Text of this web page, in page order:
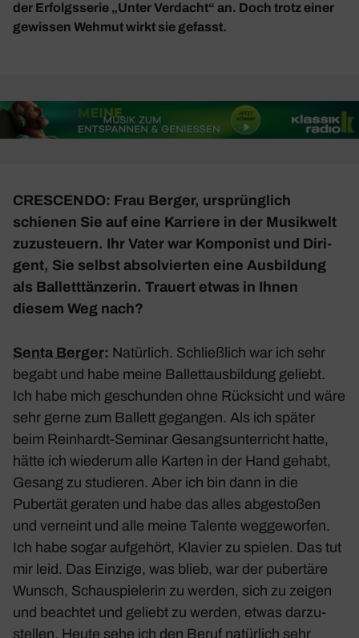
der Erfolgsserie „Unter Verdacht“ an. Doch trotz einer
gewissen Wehmut wirkt sie gefasst.
CRESCENDO: Frau Berger, ursprüng­lich
schienen Sie auf eine Karriere in der Musik­welt
zuzu­steuern. Ihr Vater war Kompo­nist und Diri­
gent, Sie selbst absol­vierten eine Ausbil­dung
als Ballett­tän­zerin. Trauert etwas in Ihnen
diesem Weg nach?
Senta Berger: Natür­lich. Schließ­lich war ich sehr
begabt und habe meine Ballett­aus­bil­dung geliebt.
Ich habe mich geschunden ohne Rück­sicht und wäre
sehr gerne zum Ballett gegangen. Als ich später
beim Rein­hardt-Seminar Gesangs­un­ter­richt hatte,
hätte ich wiederum alle Karten in der Hand gehabt,
Gesang zu studieren. Aber ich bin dann in die
Pubertät geraten und habe das alles abge­stoßen
und verneint und alle meine Talente wegge­worfen.
Ich habe sogar aufge­hört, Klavier zu spielen. Das tut
mir leid. Das Einzige, was blieb, war der puber­täre
Wunsch, Schau­spie­lerin zu werden, sich zu zeigen
und beachtet und geliebt zu werden, etwas darzu­
stellen. Heute sehe ich den Beruf natür­lich sehr